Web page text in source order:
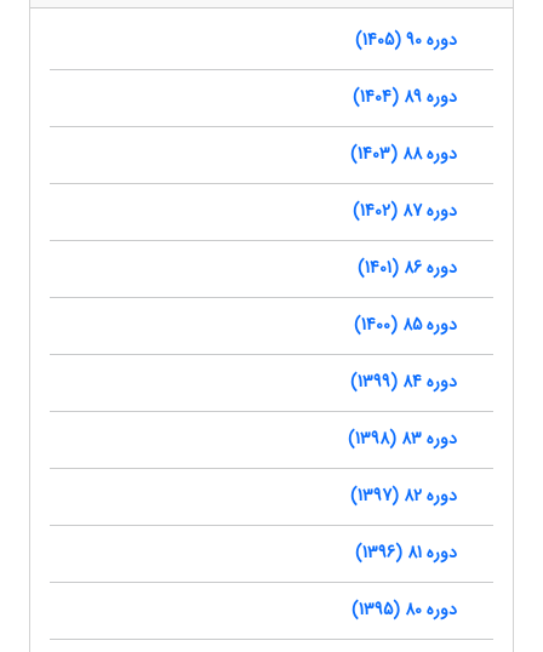
دوره 90 (1405)
دوره 89 (1404)
دوره 88 (1403)
دوره 87 (1402)
دوره 86 (1401)
دوره 85 (1400)
دوره 84 (1399)
دوره 83 (1398)
دوره 82 (1397)
دوره 81 (1396)
دوره 80 (1395)